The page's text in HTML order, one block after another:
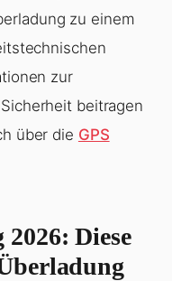
zu einem
zur
beitragen
über die GPS
Diese